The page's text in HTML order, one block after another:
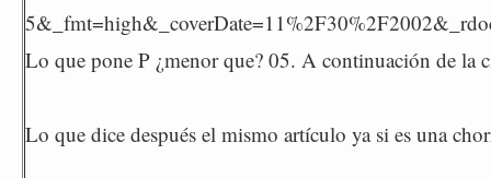
Lo que pone P ¿menor que? 05. A continuación de la
Lo que dice después el mismo artículo ya si es una